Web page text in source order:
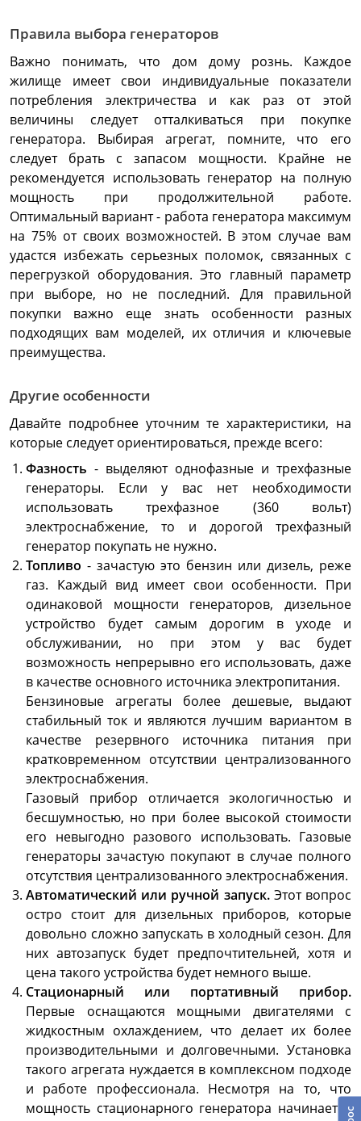
Правила выбора генераторов
Важно понимать, что дом дому рознь. Каждое
жилище имеет свои индивидуальные показатели
потребления электричества и как раз от этой
величины следует отталкиваться при покупке
генератора. Выбирая агрегат, помните, что его
следует брать с запасом мощности. Крайне не
рекомендуется использовать генератор на полную
мощность при продолжительной работе.
Оптимальный вариант - работа генератора максимум
на 75% от своих возможностей. В этом случае вам
удастся избежать серьезных поломок, связанных с
перегрузкой оборудования. Это главный параметр
при выборе, но не последний. Для правильной
покупки важно еще знать особенности разных
подходящих вам моделей, их отличия и ключевые
преимущества.
Другие особенности
Давайте подробнее уточним те характеристики, на
которые следует ориентироваться, прежде всего:
Фазность - выделяют однофазные и трехфазные
генераторы. Если у вас нет необходимости
использовать трехфазное (360 вольт)
электроснабжение, то и дорогой трехфазный
генератор покупать не нужно.
Топливо - зачастую это бензин или дизель, реже
газ. Каждый вид имеет свои особенности. При
одинаковой мощности генераторов, дизельное
устройство будет самым дорогим в уходе и
обслуживании, но при этом у вас будет
возможность непрерывно его использовать, даже
в качестве основного источника электропитания.
Бензиновые агрегаты более дешевые, выдают
стабильный ток и являются лучшим вариантом в
качестве резервного источника питания при
кратковременном отсутствии централизованного
электроснабжения.
Газовый прибор отличается экологичностью и
бесшумностью, но при более высокой стоимости
его невыгодно разового использовать. Газовые
генераторы зачастую покупают в случае полного
отсутствия централизованного электроснабжения.
Автоматический или ручной запуск.Этот вопрос
остро стоит для дизельных приборов, которые
довольно сложно запускать в холодный сезон. Для
них автозапуск будет предпочтительней, хотя и
цена такого устройства будет немного выше.
Стационарный или портативный прибор.
Первые оснащаются мощными двигателями с
жидкостным охлаждением, что делает их более
производительными и долговечными. Установка
такого агрегата нуждается в комплексном подходе
и работе профессионала. Несмотря на то, что
мощность стационарного генератора начинается